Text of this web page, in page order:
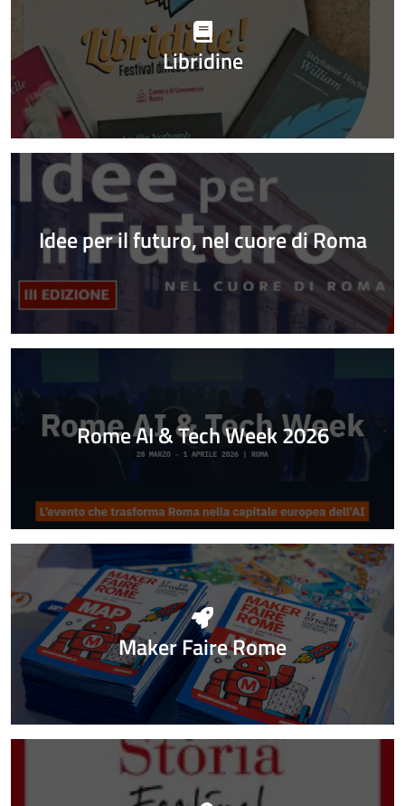
evidenza Libridine
Idee per il futuro, nel cuore di Roma
Rome AI & Tech Week 2026
Maker Faire Rome